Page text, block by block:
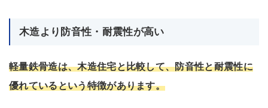
木造より防音性・耐震性が高い
軽量鉄骨造は、木造住宅と比較して、防音性と耐震性に
優れているという特徴があります。